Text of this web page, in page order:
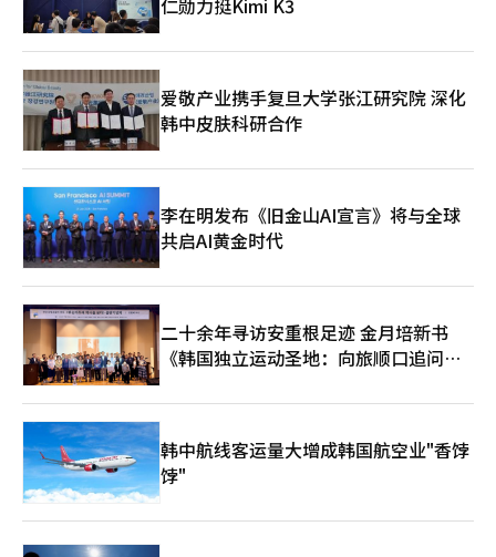
期都有影响，因此对多套房者的贷款放宽必须在更严格的条件下进
行讨论。 搬迁贷款放宽的首要效果并不是供应，而是搬迁。新公
寓的入住是几年的事情。然而，成员和租户的搬迁将在开工之前首
先发生。如果搬迁加快，现有住房的空置和拆除也会提前，周边的
租赁市场将会出现新的需求。搬迁受阻导致供应延迟是一个问题，
但搬迁一旦集中释放又会推高租金，这也是一种负担。要讨论供应
效果，必须同时考虑随之而来的搬迁需求和租赁市场的冲击。 因
此，搬迁贷款的放宽必须精细设计。应优先考虑小规模整治项目、
筹集困难的对象。相反，如果对商业价值较高的大型项目或非居住
者、多套房者也适用同样的放宽标准，那么作为供应金融的名义将
会减弱。因为支持居住稳定的政策可能会变质为减轻资产持有者金
融负担的措施。 条件性妥协也是可能的。如果要放宽对多套房者
的贷款限制，则应附加处置条件、实际居住要求、贷款目的限制和
事后验证等。对成员地位转让限制的放宽也是如此。如果这是为无
法承担分担金的成员打开的出口，则可以进行讨论，但不应成为恢
复投资性交易的通道。在扩大支持规模之前，首先应明确支持的对
象。 搬迁贷款的放宽可能是解决整治项目瓶颈的现实手段。政府
之所以考虑这一点，也是承认了其必要性。然而，必要性并不等于
全面放宽的理由。仅仅因为搬迁贷款不是购房资金，不能将所有项
目、所有成员以及多套房者都纳入同样的放宽对象。如果政府的综
合对策中包含搬迁贷款的放宽，那么首要标准必须明确。需要放宽
的不是贷款限制的整体，而是实际受阻的搬迁，而需要帮助的对象
也不是所有成员，而是脆弱的成员。※ 本报道经人工智能（AI）系
出，到2030年在首都圈每年平均建设27万套，总计135万套的开工
目标。此后，政府还提出了首都圈的额外供应、租赁扩大、城市型
生活住宅等非公寓的活跃方案。然而，市场期待的并不是数字，而
是在哪个地区、以何种方式、能多快提供住房。 尤其是政府所说
的供应可能与市场期待的供应不同。市场期待的是首尔市中心的新
建公寓，而政府则将重建、再开发、公共租赁、购买租赁和现有住
房引导等都视为供应手段。总统提到要放开绿带建设新城的方式，
应对策的成败也在于此。关键在于如何缩小市场期待的供应与政府
设想的供应之间的差距。 李在明总统就职一周年记者会的房地产
发言可以总结为四句话。 “租赁减少是正常化过程”，“长期投
机为何要减免？”，“多套房者要承担相应的负担”，“供应政策
正在整理中”。 未来出台的税制改革方案、金融监管和供应对策
大多可能成为这四句话的注脚。总统的回答不容忽视，房地产政策
的下一步已经在其中。※ 本报道经人工智能（AI）系统翻译与编
辑。
受到的不安敏感。在当前的首尔房地产市场上，越来越多的焦虑是
能（AI）系统翻译与编辑。
境。”※ 本报道经人工智能（AI）系统翻译与编辑。
豁免结束带来的市场混乱，政府还制定了一些例外条款。原则上，
必须在9日之前完成买卖合同、支付尾款和所有权转移登记，才能
避免加征，但在土地交易许可区域内，仅需完成许可申请即可适用
例外。这是考虑到去年发布的“10·15对策”后，首尔全境及京
畿部分地区被扩大为土地交易许可区域，交易程序变长的情况。土
地交易许可审查通常需要数周时间，因此设定豁免规定以减少对实
际需求者的影响。 适用期限因地区而异。江南、瑞草、松坡、龙
山等原有调控区域需在9月9日前完成尾款支付和登记，而新纳入调
易以避免加征。 对于租户居住的房屋交易也包含了例外规定。如
果多套房者出售有租户的房屋，且买方为无房者，则买方可以在一
定期限内豁免土地交易许可区域的实际居住义务。这同样要求在
2023年2月12日之前存在的租赁合同，并且之后未进行合同续签。
在满足这些条件的情况下，若在9日之前申请土地交易许可，则实
际居住义务将被推迟至现有租赁合同结束时。 市场普遍认为，资
本利得税加征恢复后，房源可能再次减少。已经有分析指出，在3
至4月期间，为了节税，急售房源大量涌入市场，而此后选择持有
房产的多套房者数量正在增加。※ 本报道经人工智能（AI）系统翻
译与编辑。
爱敬产业携手复旦大学张江研究院 深化
韩中皮肤科研合作
李在明发布《旧金山AI宣言》将与全球
共启AI黄金时代
二十余年寻访安重根足迹 金月培新书
《韩国独立运动圣地：向旅顺口追问历
韩中航线客运量大增成韩国航空业"香饽
饽"